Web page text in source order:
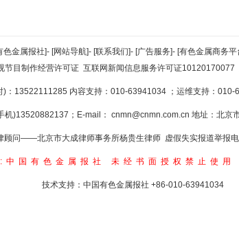
色金属报社]- [网站导航]- [联系我们]- [广告服务]- [有色金属商务平
节目制作经营许可证 互联网新闻信息服务许可证10120170077
)：13522111285 内容支持：010-63941034 ；运维支持：
)13520882137；E-mail： cnmn@cnmn.com.cn 地址：北京
顾问——北京市大成律师事务所杨贵生律师 虚假失实报道举报
中国有色金属报社 未经书面授权禁止使用
技术支持：中国有色金属报社 +86-010-63941034